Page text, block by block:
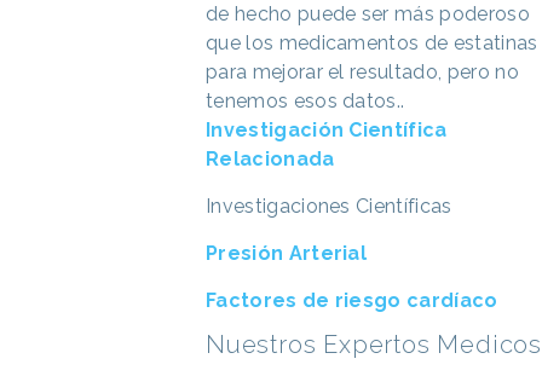
de hecho puede ser más poderoso
que los medicamentos de estatinas
para mejorar el resultado, pero no
tenemos esos datos..
Investigación Científica
Relacionada
Investigaciones Científicas
Presión Arterial
Factores de riesgo cardíaco
Nuestros Expertos Medicos